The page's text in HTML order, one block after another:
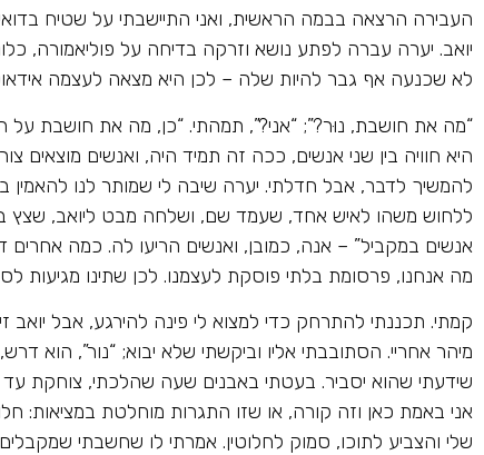
העבירה הרצאה בבמה הראשית, ואני התיישבתי על שטיח
יואב. יערה עברה לפתע נושא וזרקה בדיחה על פוליאמורה,
לא שכנעה אף גבר להיות שלה – לכן היא מצאה לעצמה
“מה את חושבת, נוּר?”; “אני?”, תמהתי. “כן, מה את חושבת
היא חוויה בין שני אנשים, ככה זה תמיד היה, ואנשים
להמשיך לדבר, אבל חדלתי. יערה שיבה לי שמותר לנו
ללחוש משהו לאיש אחד, שעמד שם, ושלחה מבט ליואב, שצץ
אנשים במקביל” – אנה, כמובן, ואנשים הריעו לה. כמה
מה אנחנו, פרסומת בלתי פוסקת לעצמנו. לכן שתינו מגיעות
קמתי. תכננתי להתרחק כדי למצוא לי פינה להירגע, אבל יואב
מיהר אחריי. הסתובבתי אליו וביקשתי שלא יבוא; “נור”, הוא
שידעתי שהוא יסביר. בעטתי באבנים שעה שהלכתי, צוחקת
אני באמת כאן וזה קורה, או שזו התגרות מוחלטת במציאות:
שלי והצביע לתוכו, סמוק לחלוטין. אמרתי לו שחשבתי